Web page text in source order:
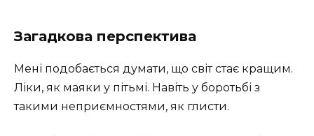
Загадкова перспектива
Мені подобається думати, що світ стає кращим.
Ліки, як маяки у пітьмі. Навіть у боротьбі з
такими неприємностями, як глисти.